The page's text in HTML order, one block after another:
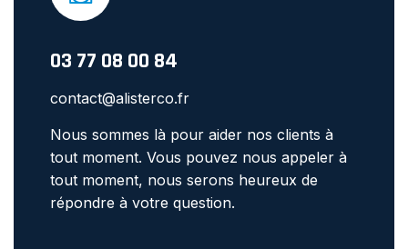
03 77 08 00 84
contact@alisterco.fr
Nous sommes là pour aider nos clients à
tout moment. Vous pouvez nous appeler à
tout moment, nous serons heureux de
répondre à votre question.